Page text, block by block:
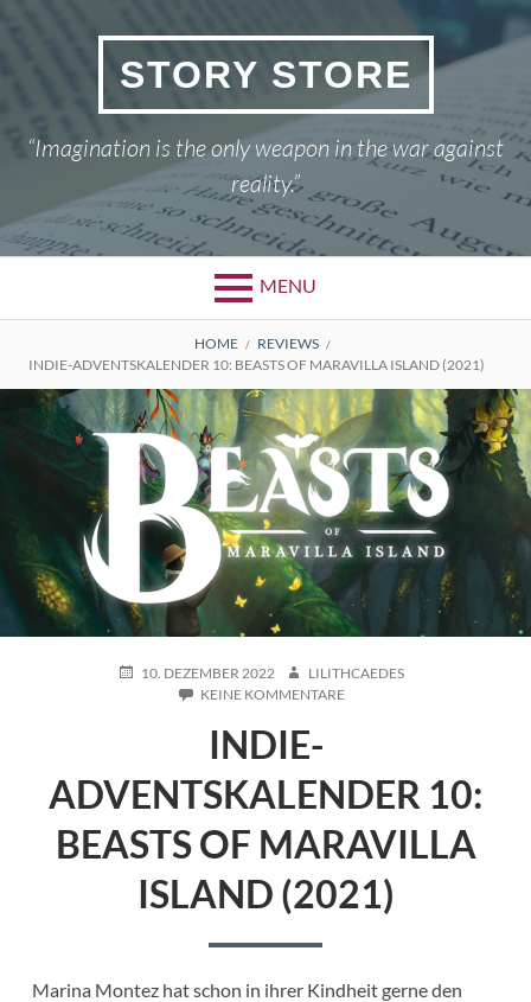
Skip
STORY STORE
“Imagination is the only weapon in the war against
reality.”
MENU
BREADCRUMBS
HOME
REVIEWS
INDIE-ADVENTSKALENDER 10: BEASTS OF MARAVILLA ISLAND (2021)
POSTED
10. DEZEMBER 2022 AUTHOR
LILITHCAEDES
KEINE KOMMENTAREZU
BEASTS
OF
ISLAND
(2021)
INDIE-
ADVENTSKALENDER 10:
BEASTS OF MARAVILLA
ISLAND (2021)
Marina Montez hat schon in ihrer Kindheit gerne den